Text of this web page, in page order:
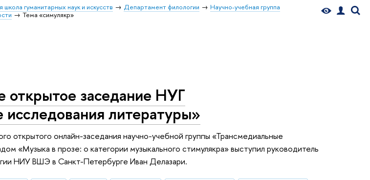
гуманитарных наук и искусств Департамент филологии
Научно-учебная группа
Тема «симулякр»
открытое заседание НУГ
литературы»
открытого онлайн-заседания научно-учебной группы «Трансмедиальные
«Музыка в прозе: о категории музыкального стимулякра» выступил руководитель
НИУ ВШЭ в Санкт-Петербурге Иван Делазари.